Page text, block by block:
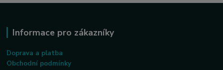
Informace pro zákazníky
Doprava a platba
Obchodní podmínky